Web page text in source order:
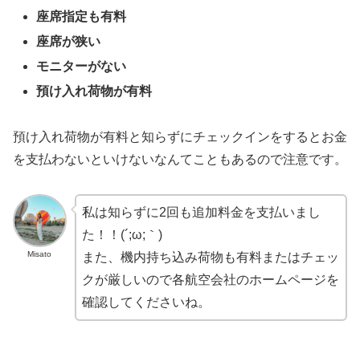
座席指定も有料
座席が狭い
モニターがない
預け入れ荷物が有料
預け入れ荷物が有料と知らずにチェックインをするとお金
を支払わないといけないなんてこともあるので注意です。
Misato
私は知らずに2回も追加料金を支払いまし
た！！(´;ω;｀)
また、機内持ち込み荷物も有料またはチェッ
クが厳しいので各航空会社のホームページを
確認してくださいね。